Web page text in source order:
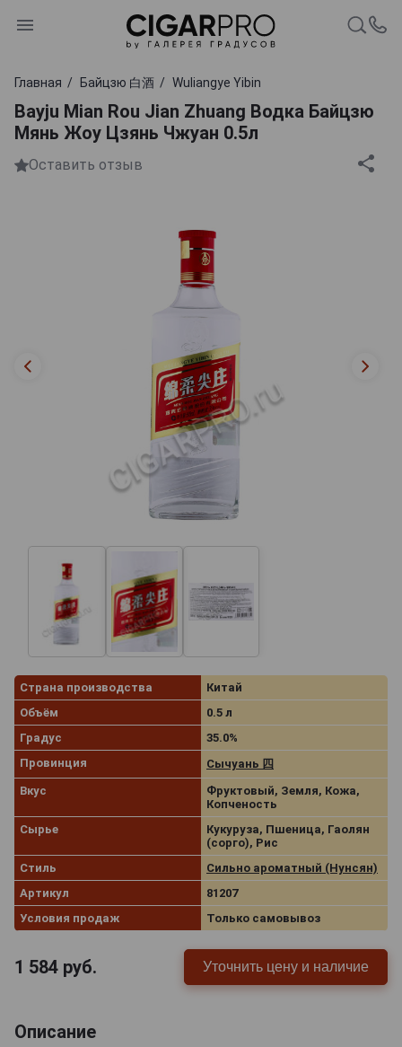
Главная Байцзю 白酒 Wuliangye Yibin
Bayju Mian Rou Jian Zhuang Водка Байцзю
Мянь Жоу Цзянь Чжуан 0.5л
Оставить отзыв
Страна производства
Китай
Объём
0.5 л
Градус
35.0%
Провинция
Сычуань 四
Вкус
Фруктовый, Земля, Кожа,
Копченость
Сырье
Кукуруза, Пшеница, Гаолян
(сорго), Рис
Стиль
Сильно ароматный (Нунсян)
Артикул
81207
Условия продаж
Только самовывоз
1 584 руб. Уточнить цену и наличие
Описание